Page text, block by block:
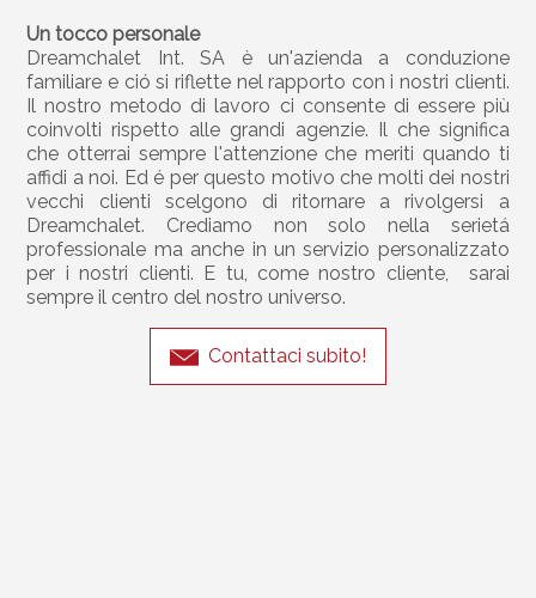
Un tocco personale
Dreamchalet Int. SA è un'azienda a conduzione
familiare e ció si riflette nel rapporto con i nostri clienti.
Il nostro metodo di lavoro ci consente di essere più
coinvolti rispetto alle grandi agenzie. Il che significa
che otterrai sempre l'attenzione che meriti quando ti
affidi a noi. Ed é per questo motivo che molti dei nostri
vecchi clienti scelgono di ritornare a rivolgersi a
Dreamchalet. Crediamo non solo nella serietá
professionale ma anche in un servizio personalizzato
per i nostri clienti. E tu, come nostro cliente, sarai
sempre il centro del nostro universo.
Contattaci subito!